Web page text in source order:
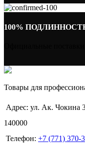
100%
Товары для
Адрес: ул. Ак. Чокина
140000
Телефон: +7 (771) 370-